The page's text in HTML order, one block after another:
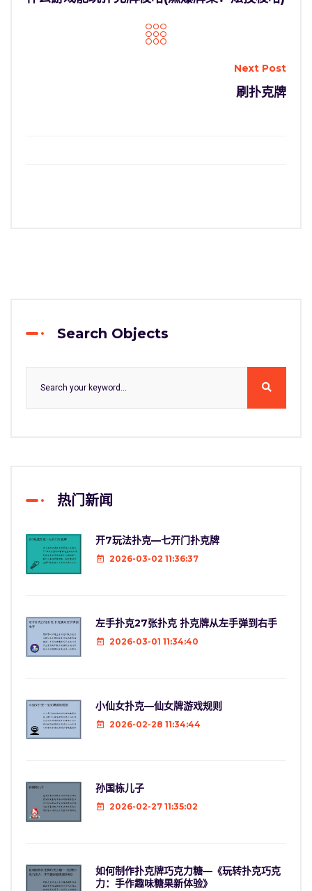
Next Post
刷扑克牌
Search Objects
热门新闻
开7玩法扑克—七开门扑克牌
2026-03-02 11:36:37
左手扑克27张扑克 扑克牌从左手弹到右手
2026-03-01 11:34:40
小仙女扑克—仙女牌游戏规则
2026-02-28 11:34:44
孙国栋儿子
2026-02-27 11:35:02
如何制作扑克牌巧克力糖—《玩转扑克巧克
力：手作趣味糖果新体验》